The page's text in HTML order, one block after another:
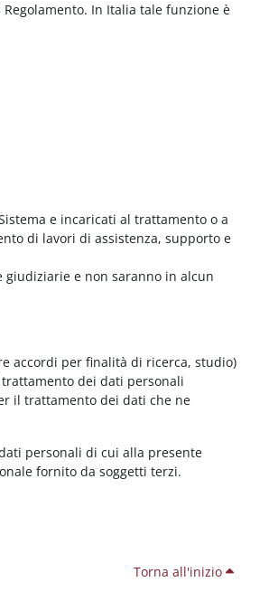
In Italia tale funzione è
e incaricati al trattamento o a
di lavori di assistenza, supporto e
e non saranno in alcun
accordi per finalità di ricerca, studio)
dei dati personali
il trattamento dei dati che ne
personali di cui alla presente
fornito da soggetti terzi.
Torna all'inizio